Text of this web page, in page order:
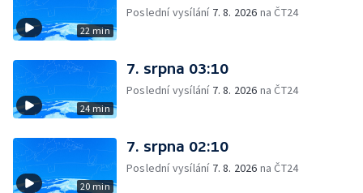
22 min
Poslední vysílání 7. 8. 2026 na ČT24
24 min
7. srpna 03:10
Poslední vysílání 7. 8. 2026 na ČT24
20 min
7. srpna 02:10
Poslední vysílání 7. 8. 2026 na ČT24